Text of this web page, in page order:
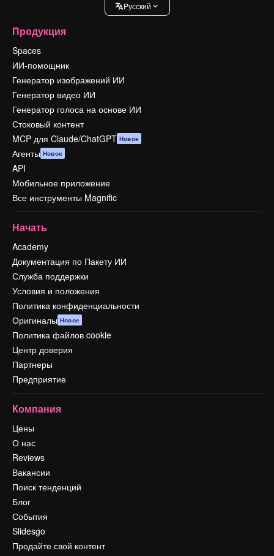
Pусский
Продукция
Spaces
ИИ-помощник
Генератор изображений ИИ
Генератор видео ИИ
Генератор голоса на основе ИИ
Стоковый контент
MCP для Claude/ChatGPT Новое
Агенты Новое
API
Мобильное приложение
Все инструменты Magnific
Начать
Academy
Документация по Пакету ИИ
Служба поддержки
Условия и положения
Политика конфиденциальности
Оригиналы Новое
Политика файлов cookie
Центр доверия
Партнеры
Предприятие
Компания
Цены
О нас
Reviews
Вакансии
Поиск тенденций
Блог
События
Slidesgo
Продайте свой контент